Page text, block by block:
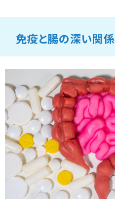
免疫と腸の深い関係